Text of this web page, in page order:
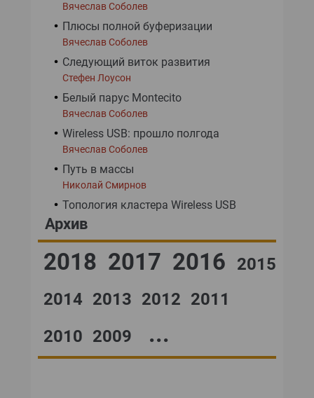
Вячеслав Соболев
Плюсы полной буферизации
Вячеслав Соболев
Следующий виток развития
Стефен Лоусон
Белый парус Montecito
Вячеслав Соболев
Wireless USB: прошло полгода
Вячеслав Соболев
Путь в массы
Николай Смирнов
Топология кластера Wireless USB
Архив
2018 2017 2016
2015
2014 2013 2012 2011
2010 2009 ...